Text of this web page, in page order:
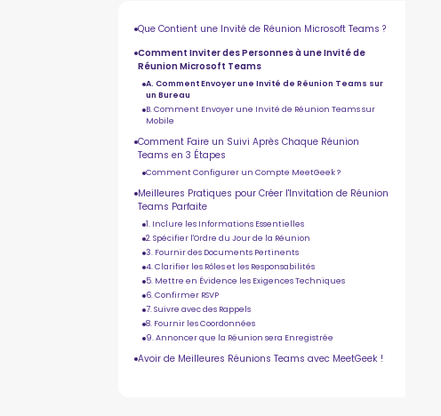
Que Contient une Invité de Réunion Microsoft Teams ?
Comment Inviter des Personnes à une Invité de
Réunion Microsoft Teams
A. Comment Envoyer une Invité de Réunion Teams sur
un Bureau
B. Comment Envoyer une Invité de Réunion Teams sur
Mobile
Comment Faire un Suivi Après Chaque Réunion
Teams en 3 Étapes
Comment Configurer un Compte MeetGeek ?
Meilleures Pratiques pour Créer l'Invitation de Réunion
Teams Parfaite
1. Inclure les Informations Essentielles
2. Spécifier l'Ordre du Jour de la Réunion
3. Fournir des Documents Pertinents
4. Clarifier les Rôles et les Responsabilités
5. Mettre en Évidence les Exigences Techniques
6. Confirmer RSVP
7. Suivre avec des Rappels
8. Fournir les Coordonnées
9. Annoncer que la Réunion sera Enregistrée
Avoir de Meilleures Réunions Teams avec MeetGeek !